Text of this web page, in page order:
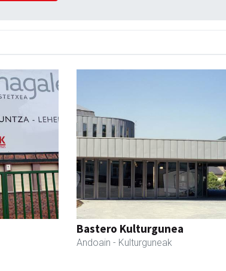
Bastero Kulturgunea
Andoain - Kulturguneak